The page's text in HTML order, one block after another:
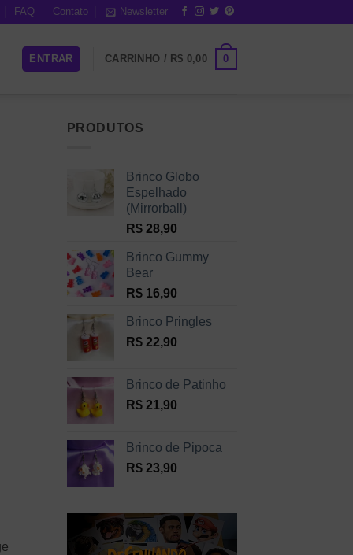
FAQ Contato Newsletter
ENTRAR CARRINHO / R$ 0,00 0
PRODUTOS
Brinco Globo
Espelhado
(Mirrorball)
R$28,90
Brinco Gummy
Bear
R$16,90
Brinco Pringles
R$22,90
Brinco de Patinho
R$21,90
Brinco de Pipoca
R$23,90